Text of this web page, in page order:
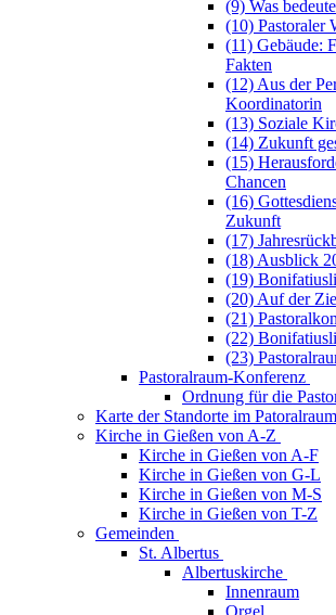
(9) Was
(10) Pastoraler
(11) Gebäude:
Fakten
(12) Aus der
Koordinatorin
(13) Soziale
(14) Zukunft
(15)
Chancen
(16)
Zukunft
(17)
(18) Ausblick
(19)
(20) Auf der
(21)
(22)
(23)
Pastoralraum-Konferenz
Ordnung für die
Karte der Standorte im Patoralraum
Kirche in Gießen von A-Z
Kirche in Gießen von A-F
Kirche in Gießen von G-L
Kirche in Gießen von M-S
Kirche in Gießen von T-Z
Gemeinden
St. Albertus
Albertuskirche
Innenraum
Orgel